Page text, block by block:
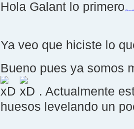
Hola Galant lo primero
Ya veo que hiciste lo
Bueno pues ya somos
. Actualmente
huesos levelando un